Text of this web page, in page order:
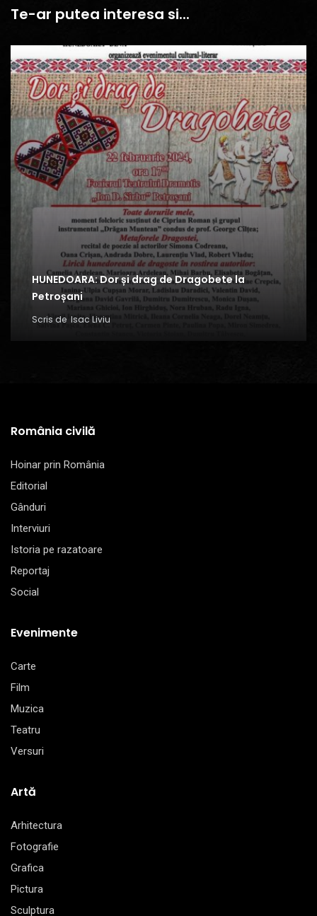
Te-ar putea interesa si...
HUNEDOARA: Dor și drag de Dragobete la
Petroșani
Scris de Isac Liviu
România civilă
Hoinar prin România
Editorial
Gânduri
Interviuri
Istoria pe razatoare
Reportaj
Social
Evenimente
Carte
Film
Muzica
Teatru
Versuri
Artă
Arhitectura
Fotografie
Grafica
Pictura
Sculptura